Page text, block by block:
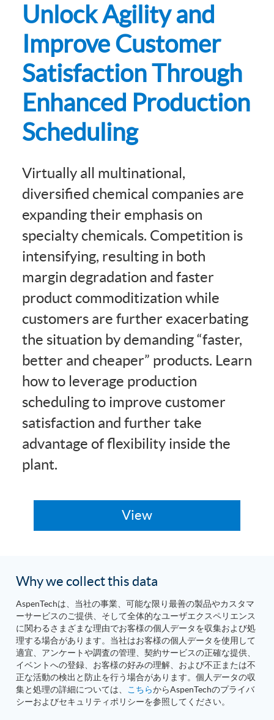
Unlock Agility and
Improve Customer
Satisfaction Through
Enhanced Production
Scheduling
Virtually all multinational,
diversified chemical companies are
expanding their emphasis on
specialty chemicals. Competition is
intensifying, resulting in both
margin degradation and faster
product commoditization while
customers are further exacerbating
the situation by demanding “faster,
better and cheaper” products. Learn
how to leverage production
scheduling to improve customer
satisfaction and further take
advantage of flexibility inside the
plant.
Why we collect this data
AspenTechは、当社の事業、可能な限り最善の製品やカスタマ
ーサービスのご提供、そして全体的なユーザエクスペリエンス
に関わるさまざまな理由でお客様の個人データを収集および処
理する場合があります。当社はお客様の個人データを使用して
適宜、アンケートや調査の管理、契約サービスの正確な提供、
イベントへの登録、お客様の好みの理解、および不正または不
正な活動の検出と防止を行う場合があります。個人データの収
集と処理の詳細については、
こちらからAspenTechのプライバ
シーおよびセキュリティポリシーを参照してください。